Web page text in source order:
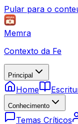
Pular para o
Memra
Contexto da Fe
Principal
Home
Conhecimento
Temas Críticos